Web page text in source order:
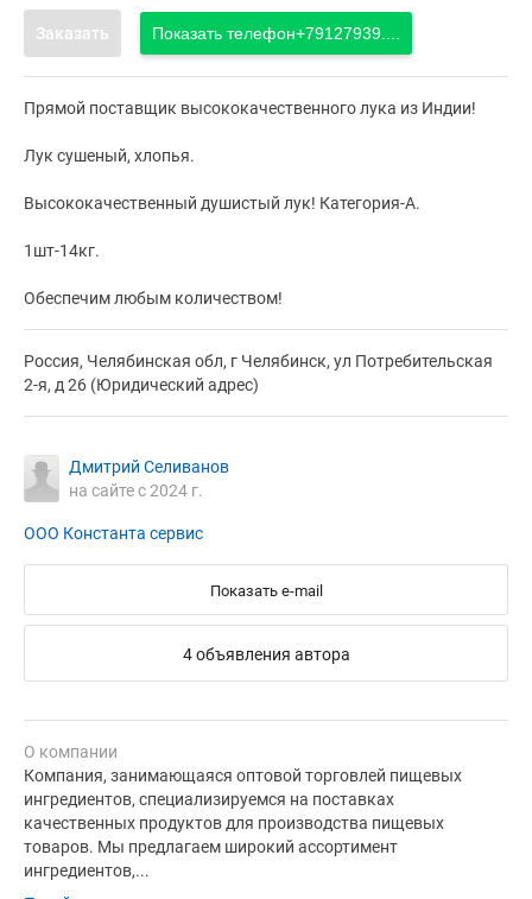
Заказать Показать телефон+79127939....
Прямой поставщик высококачественного лука из Индии!
Лук сушеный, хлопья.
Высококачественный душистый лук! Категория-А.
1шт-14кг.
Обеспечим любым количеством!
Россия, Челябинская обл, г Челябинск, ул Потребительская
2-я, д 26 (Юридический адрес)
Дмитрий Селиванов
на сайте с 2024 г.
ООО Константа сервис
Показать e-mail
4 объявления автора
О компании
Компания, занимающаяся оптовой торговлей пищевых
ингредиентов, специализируемся на поставках
качественных продуктов для производства пищевых
товаров. Мы предлагаем широкий ассортимент
ингредиентов,...